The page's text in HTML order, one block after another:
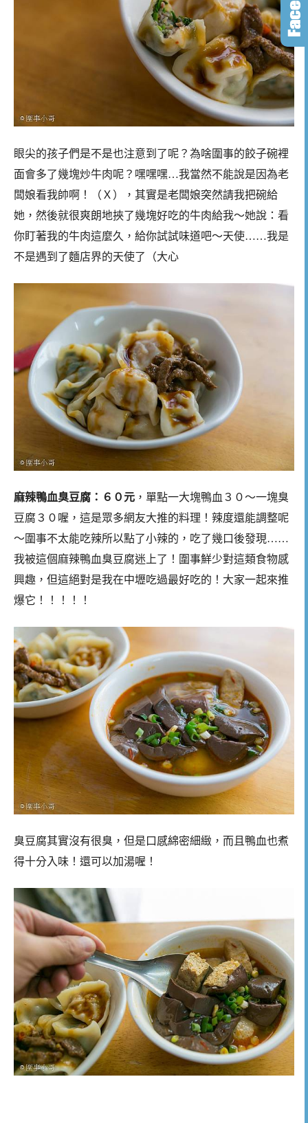
眼尖的孩子們是不是也注意到了呢？為啥圍事的餃子碗裡
面會多了幾塊炒牛肉呢？嘿嘿嘿…我當然不能說是因為老
闆娘看我帥啊！（Ｘ），其實是老闆娘突然請我把碗給
她，然後就很爽朗地挾了幾塊好吃的牛肉給我～她說：看
你盯著我的牛肉這麼久，給你試試味道吧～天使……我是
不是遇到了麵店界的天使了（大心
麻辣鴨血臭豆腐：６０元 ，單點一大塊鴨血３０～一塊臭
豆腐３０喔，這是眾多網友大推的料理！辣度還能調整呢
～圍事不太能吃辣所以點了小辣的，吃了幾口後發現……
我被這個麻辣鴨血臭豆腐迷上了！圍事鮮少對這類食物感
興趣，但這絕對是我在中壢吃過最好吃的！大家一起來推
爆它！！！！！
臭豆腐其實沒有很臭，但是口感綿密細緻，而且鴨血也煮
得十分入味！還可以加湯喔！